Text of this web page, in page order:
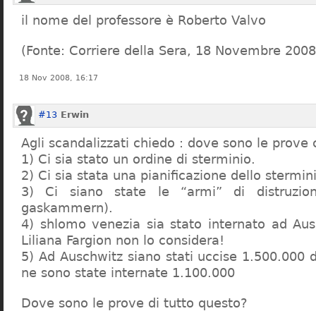
il nome del professore è Roberto Valvo
(Fonte: Corriere della Sera, 18 Novembre
18 Nov 2008, 16:17
#13 Erwin
Agli scandalizzati chiedo : dove sono le prove
1) Ci sia stato un ordine di sterminio.
2) Ci sia stata una pianificazione dello
3) Ci siano state le “armi” di
gaskammern).
4) shlomo venezia sia stato internato ad
Liliana Fargion non lo considera!
5) Ad Auschwitz siano stati uccise 1.500.000
ne sono state internate 1.100.000
Dove sono le prove di tutto questo?